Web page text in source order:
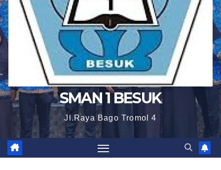
SMAN 1 BESUK
Jl.Raya Bago Tromol 4